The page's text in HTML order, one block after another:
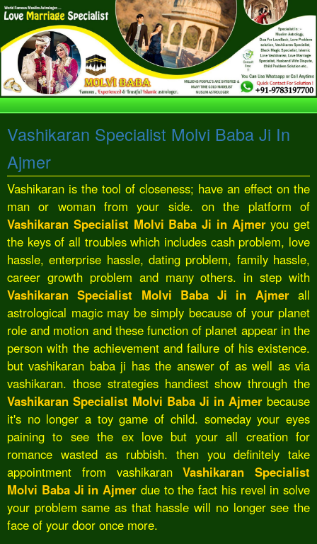
Vashikaran Specialist Molvi Baba Ji In
Ajmer
Vashikaran is the tool of closeness; have an effect on the
man or woman from your side. on the platform of
Vashikaran Specialist Molvi Baba Ji in Ajmeryou get
the keys of all troubles which includes cash problem, love
hassle, enterprise hassle, dating problem, family hassle,
career growth problem and many others. in step with
Vashikaran Specialist Molvi Baba Ji in Ajmerall
astrological magic may be simply because of your planet
role and motion and these function of planet appear in the
person with the achievement and failure of his existence.
but vashikaran baba ji has the answer of as well as via
vashikaran. those strategies handiest show through the
Vashikaran Specialist Molvi Baba Ji in Ajmer because
it's no longer a toy game of child. someday your eyes
paining to see the ex love but your all creation for
romance wasted as rubbish. then you definitely take
appointment from vashikaranVashikaran Specialist
Molvi Baba Ji in Ajmer due to the fact his revel in solve
your problem same as that hassle will no longer see the
face of your door once more.